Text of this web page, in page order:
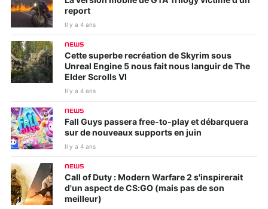
report
Il y a 4 ans
NEWS
Cette superbe recréation de Skyrim sous
Unreal Engine 5 nous fait nous languir de The
Elder Scrolls VI
Il y a 4 ans
NEWS
Fall Guys passera free-to-play et débarquera
sur de nouveaux supports en juin
Il y a 4 ans
NEWS
Call of Duty : Modern Warfare 2 s'inspirerait
d'un aspect de CS:GO (mais pas de son
meilleur)